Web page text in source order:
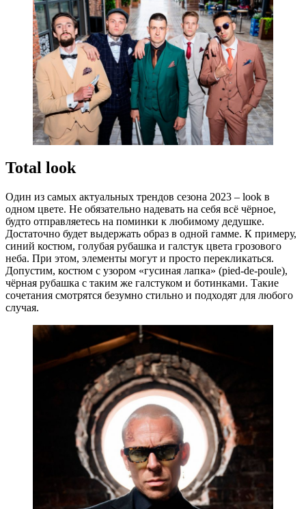
Total look
Один из самых актуальных трендов сезона 2023 – look в
одном цвете. Не обязательно надевать на себя всё чёрное,
будто отправляетесь на поминки к любимому дедушке.
Достаточно будет выдержать образ в одной гамме. К примеру,
синий костюм, голубая рубашка и галстук цвета грозового
неба. При этом, элементы могут и просто перекликаться.
Допустим, костюм с узором «гусиная лапка» (pied-de-poule),
чёрная рубашка с таким же галстуком и ботинками. Такие
сочетания смотрятся безумно стильно и подходят для любого
случая.